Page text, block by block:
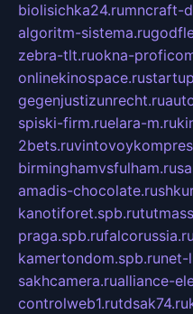
biolisichka24.rumncraft-
algoritm-sistema.ru
zebra-tlt.ruokna-
onlinekinospace.ru
gegenjustizunrecht.ru
spiski-firm.ruelara-m.ru
2bets.ru
birminghamvsfulham.ru
amadis-chocolate.ru
kanotiforet.spb.ru
praga.spb.rufalcorussia.ru
kamertondom.spb.runet-
sakhcamera.rualliance-
controlweb1.rutdsak74.ru